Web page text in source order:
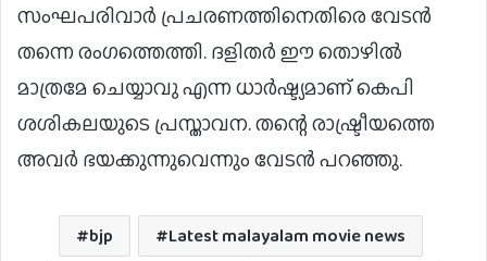
സംഘപരിവാര്‍ പ്രചരണത്തിനെതിരെ വേടന്‍
തന്നെ രംഗത്തെത്തി. ദളിതര്‍ ഈ തൊഴില്‍
മാത്രമേ ചെയ്യാവു എന്ന ധാര്‍ഷ്ട്യമാണ് കെപി
ശശികലയുടെ പ്രസ്താവന. തന്റെ രാഷ്ട്രീയത്തെ
അവര്‍ ഭയക്കുന്നുവെന്നും വേടന്‍ പറഞ്ഞു.
bjp
Latest malayalam movie news